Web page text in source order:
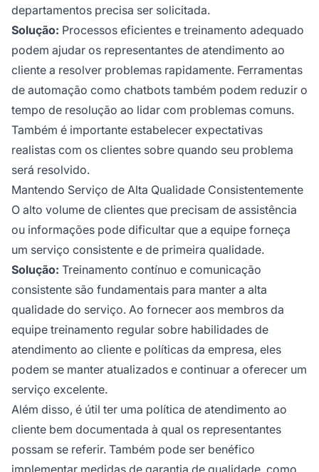
departamentos precisa ser solicitada.
Solução: Processos eficientes e treinamento adequado
podem ajudar os representantes de atendimento ao
cliente a resolver problemas rapidamente. Ferramentas
de automação como chatbots também podem reduzir o
tempo de resolução ao lidar com problemas comuns.
Também é importante estabelecer expectativas
realistas com os clientes sobre quando seu problema
será resolvido.
Mantendo Serviço de Alta Qualidade Consistentemente
O alto volume de clientes que precisam de assistência
ou informações pode dificultar que a equipe forneça
um serviço consistente e de primeira qualidade.
Solução: Treinamento contínuo e comunicação
consistente são fundamentais para manter a alta
qualidade do serviço. Ao fornecer aos membros da
equipe treinamento regular sobre habilidades de
atendimento ao cliente e políticas da empresa, eles
podem se manter atualizados e continuar a oferecer um
serviço excelente.
Além disso, é útil ter uma política de atendimento ao
cliente bem documentada à qual os representantes
possam se referir. Também pode ser benéfico
implementar medidas de garantia de qualidade, como